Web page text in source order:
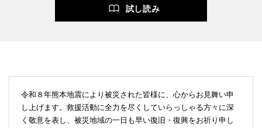
試し読み
令和８年熊本地震により被災された皆様に、心からお見舞い申
し上げます。救援活動に全力を尽くしていらっしゃる方々に深
く敬意を表し、被災地域の一日も早い復旧・復興をお祈り申し